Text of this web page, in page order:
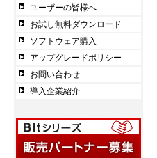
ユーザーの皆様へ
お試し無料ダウンロード
ソフトウェア購入
アップグレードポリシー
お問い合わせ
導入企業紹介